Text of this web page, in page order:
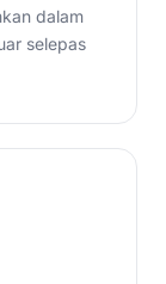
dalam
selepas